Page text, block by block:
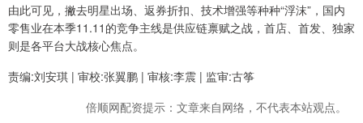
由此可见，撇去明星出场、返券折扣、技术增强等种种“浮沫”，国内
零售业在本季11.11的竞争主线是供应链禀赋之战，首店、首发、独家
则是各平台大战核心焦点。
责编:刘安琪 | 审校:张翼鹏 | 审核:李震 | 监审:古筝
倍顺网配资提示：文章来自网络，不代表本站观点。